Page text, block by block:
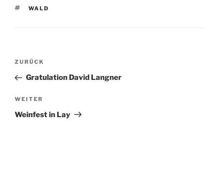
SCHLAGWÖRTER
WALD
Beitragsnavigation
Vorheriger
Beitrag
ZURÜCK
Gratulation David Langner
Nächster
Beitrag
WEITER
Weinfest in Lay